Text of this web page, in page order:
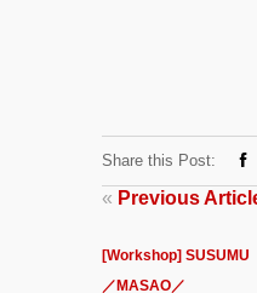
Share this Post:
« Previous
[Workshop] SUSUMU
／MASAO／